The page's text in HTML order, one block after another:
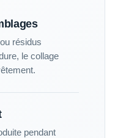
résidus
le collage
pendant